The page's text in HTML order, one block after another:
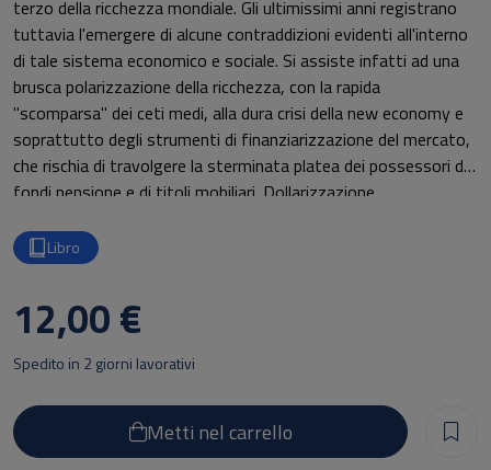
terzo della ricchezza mondiale. Gli ultimissimi anni registrano
tuttavia l'emergere di alcune contraddizioni evidenti all'interno
di tale sistema economico e sociale. Si assiste infatti ad una
brusca polarizzazione della ricchezza, con la rapida
"scomparsa" dei ceti medi, alla dura crisi della new economy e
soprattutto degli strumenti di finanziarizzazione del mercato,
che rischia di travolgere la sterminata platea dei possessori di
fondi pensione e di titoli mobiliari. Dollarizzazione,
militare, sembrano essere le ricette adottate
dall'amministrazione Bush per evitare che il ristagno si
Libro
12,00 €
Metti nel carrello
Spedito in 2 giorni lavorativi